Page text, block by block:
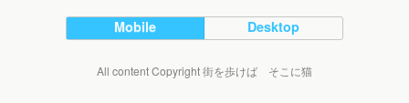
Mobile Desktop
All content Copyright 街を歩けば そこに猫